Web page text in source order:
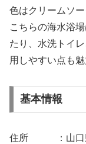
色はクリームソ
こちらの海水浴
たり、水洗トイ
用しやすい点も魅
基本情報
住所 ：山口県